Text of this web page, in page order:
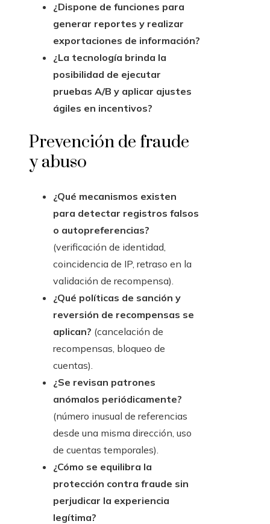
¿Dispone de funciones para
generar reportes y realizar
exportaciones de información?
¿La tecnología brinda la
posibilidad de ejecutar
pruebas A/B y aplicar ajustes
ágiles en incentivos?
Prevención de fraude
y abuso
¿Qué mecanismos existen
para detectar registros falsos
o autopreferencias?
(verificación de identidad,
coincidencia de IP, retraso en la
validación de recompensa).
¿Qué políticas de sanción y
reversión de recompensas se
aplican? (cancelación de
recompensas, bloqueo de
cuentas).
¿Se revisan patrones
anómalos periódicamente?
(número inusual de referencias
desde una misma dirección, uso
de cuentas temporales).
¿Cómo se equilibra la
protección contra fraude sin
perjudicar la experiencia
legítima?